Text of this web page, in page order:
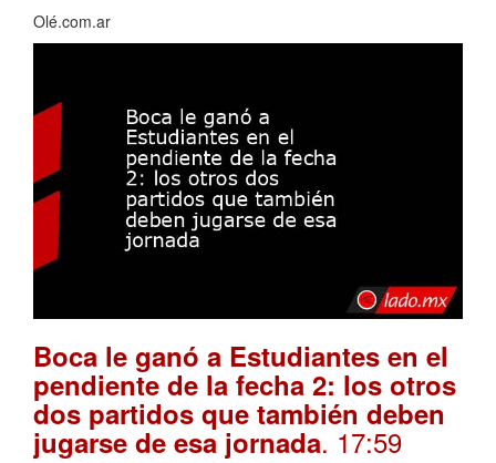
Olé.com.ar
Boca le ganó a Estudiantes en el
pendiente de la fecha 2: los otros
dos partidos que también deben
jugarse de esa jornada. 17:59